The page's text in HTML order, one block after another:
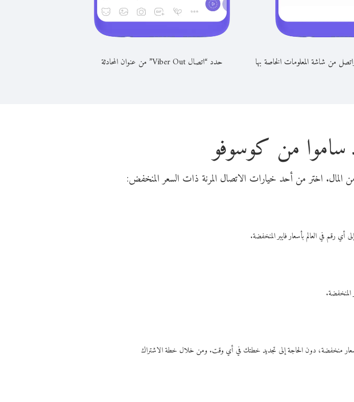
من شاشة المعلومات الخاصة بها حدد “اتصال Viber Out” من عنوان المحادثة
ساموا من كوسوفو
بأسعار منخفضة، دون الحاجة إلى تجديد خطتك في أي وقت. ومن خلال خطة الاشتراك